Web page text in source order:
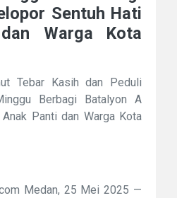
Sentuh Hati
Warga Kota
Tebar Kasih dan Peduli
Berbagi Batalyon A
Panti dan Warga Kota
Medan, 25 Mei 2025 —